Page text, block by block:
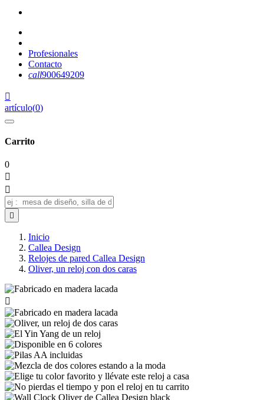
Profesionales
Contacto
call900649209

artículo(0)
Carrito
0



Inicio
Callea Design
Relojes de pared Callea Design
Oliver, un reloj con dos caras
